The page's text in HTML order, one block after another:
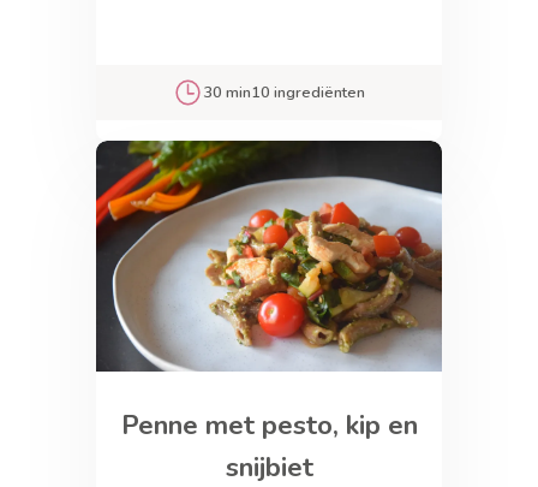
30 min10 ingrediënten
Penne met pesto, kip en
snijbiet